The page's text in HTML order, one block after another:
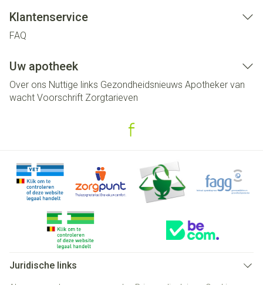
Klantenservice
FAQ
Uw apotheek
Over ons Nuttige links Gezondheidsnieuws Apotheker van
wacht Voorschrift Zorgtarieven
Juridische links